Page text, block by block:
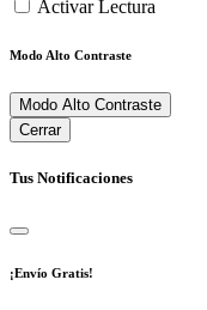
Activar Lectura
Modo Alto Contraste
Modo Alto Contraste
Cerrar
Tus Notificaciones
¡Envío Gratis!